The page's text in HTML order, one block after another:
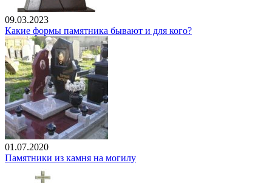
09.03.2023
Какие формы памятника бывают и для кого?
01.07.2020
Памятники из камня на могилу